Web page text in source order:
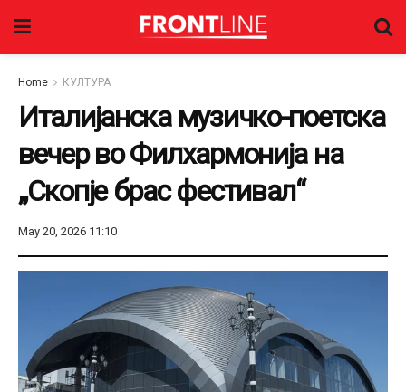
Home КУЛТУРА
Италијанска музичко-поетска
вечер во Филхармонија на
„Скопје брас фестивал“
May 20, 2026 11:10